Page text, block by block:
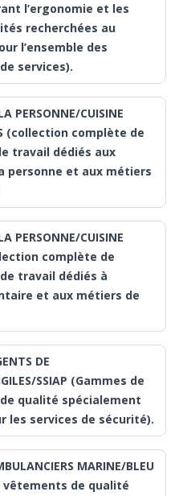
l’ergonomie et les
recherchées au
l’ensemble des
services).
PERSONNE/CUISINE
(collection complète de
travail dédiés aux
personne et aux métiers
PERSONNE/CUISINE
complète de
travail dédiés à
et aux métiers de
DE
SSIAP (Gammes de
qualité spécialement
les services de sécurité).
MARINE/BLEU
vêtements de qualité